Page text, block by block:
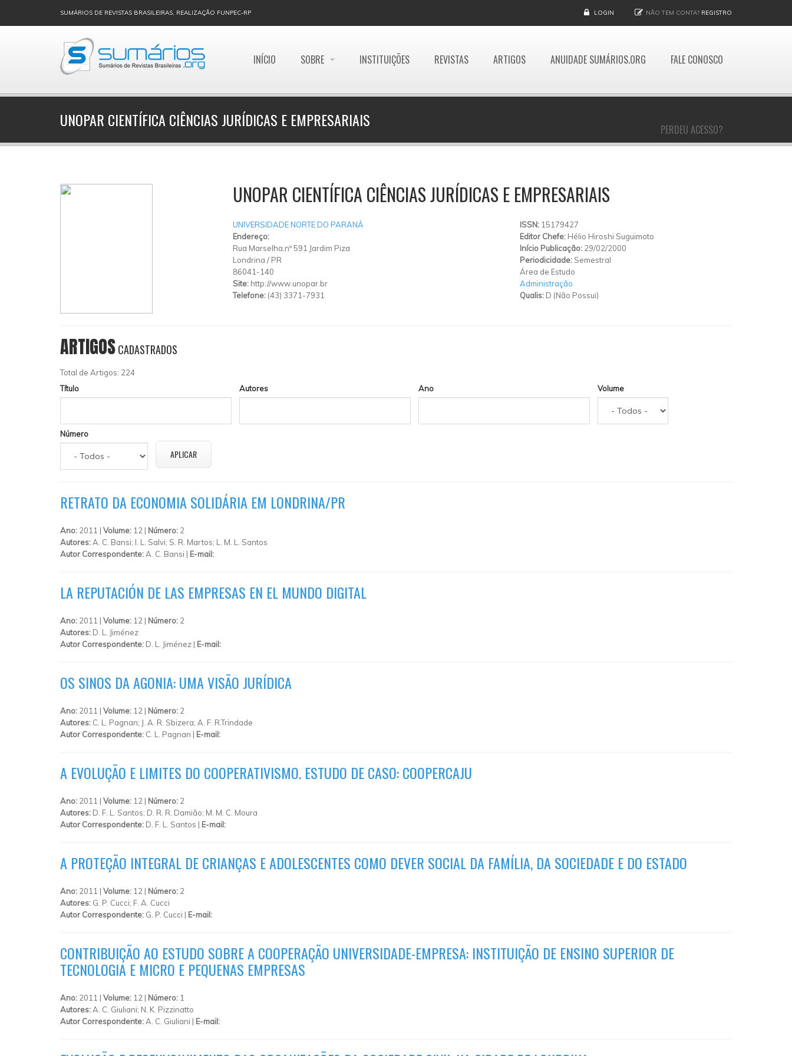
SUMÁRIOS DE REVISTAS BRASILEIRAS, REALIZAÇÃO FUNPEC-RP LOGIN NÃO TEM CONTA? REGISTRO
INÍCIO SOBRE INSTITUIÇÕES REVISTAS ARTIGOS ANUIDADE SUMÁRIOS.ORG FALE CONOSCO
PERDEU ACESSO?
UNOPAR CIENTÍFICA CIÊNCIAS JURÍDICAS E EMPRESARIAIS
UNOPAR CIENTÍFICA CIÊNCIAS JURÍDICAS E EMPRESARIAIS
UNIVERSIDADE NORTE DO PARANÁ
Endereço:
Rua Marselha,nº 591 Jardim Piza
Londrina / PR
86041-140
Site: http://www.unopar.br
Telefone: (43) 3371-7931
ISSN: 15179427
Editor Chefe: Hélio Hiroshi Suguimoto
Início Publicação: 29/02/2000
Periodicidade: Semestral
Área de Estudo
Administração
Qualis: D (Não Possui)
ARTIGOSCADASTRADOS
Total de Artigos: 224
Título
Autores Ano Volume
Número
RETRATO DA ECONOMIA SOLIDÁRIA EM LONDRINA/PR
Ano: 2011 | Volume: 12 | Número: 2
Autores:A. C. Bansi; I. L. Salvi; S. R. Martos; L. M. L. Santos
Autor Correspondente:A. C. Bansi | E-mail:
LA REPUTACIÓN DE LAS EMPRESAS EN EL MUNDO DIGITAL
Ano: 2011 | Volume: 12 | Número: 2
Autores: D. L. Jiménez
Autor Correspondente: D. L. Jiménez | E-mail:
OS SINOS DA AGONIA: UMA VISÃO JURÍDICA
Ano: 2011 | Volume: 12 | Número: 2
Autores: C. L. Pagnan; J. A. R. Sbizera; A. F. R.Trindade
Autor Correspondente: C. L. Pagnan | E-mail:
A EVOLUÇÃO E LIMITES DO COOPERATIVISMO. ESTUDO DE CASO: COOPERCAJU
Ano: 2011 | Volume: 12 | Número: 2
Autores: D. F. L. Santos; D. R. R. Damião; M. M. C. Moura
Autor Correspondente: D. F. L. Santos | E-mail:
A PROTEÇÃO INTEGRAL DE CRIANÇAS E ADOLESCENTES COMO DEVER SOCIAL DA FAMÍLIA, DA SOCIEDADE E DO ESTADO
Ano: 2011 | Volume: 12 | Número: 2
Autores: G. P. Cucci; F. A. Cucci
Autor Correspondente: G. P. Cucci | E-mail:
CONTRIBUIÇÃO AO ESTUDO SOBRE A COOPERAÇÃO UNIVERSIDADE-EMPRESA: INSTITUIÇÃO DE ENSINO SUPERIOR DE
TECNOLOGIA E MICRO E PEQUENAS EMPRESAS
Ano: 2011 | Volume: 12 | Número: 1
Autores:A. C. Giuliani; N. K. Pizzinatto
Autor Correspondente:A. C. Giuliani | E-mail: